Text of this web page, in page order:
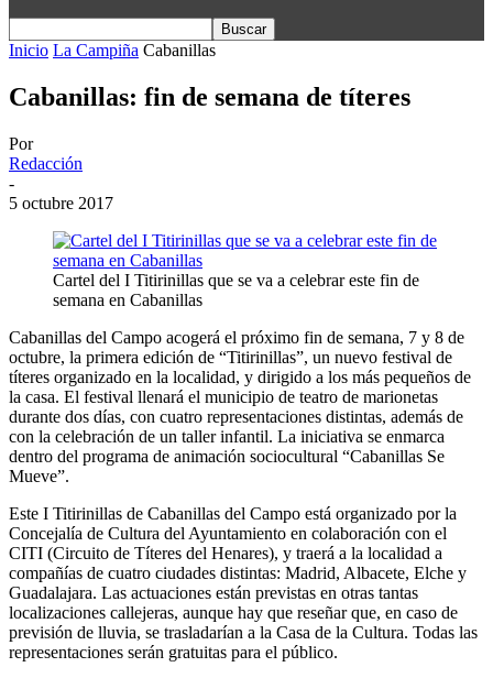
Inicio La Campiña Cabanillas
Cabanillas: fin de semana de títeres
Por
Redacción
-
5 octubre 2017
Cartel del I Titirinillas que se va a celebrar este fin de
semana en Cabanillas
Cabanillas del Campo acogerá el próximo fin de semana, 7 y 8 de
octubre, la primera edición de “Titirinillas”, un nuevo festival de
títeres organizado en la localidad, y dirigido a los más pequeños de
la casa. El festival llenará el municipio de teatro de marionetas
durante dos días, con cuatro representaciones distintas, además de
con la celebración de un taller infantil. La iniciativa se enmarca
dentro del programa de animación sociocultural “Cabanillas Se
Mueve”.
Este I Titirinillas de Cabanillas del Campo está organizado por la
Concejalía de Cultura del Ayuntamiento en colaboración con el
CITI (Circuito de Títeres del Henares), y traerá a la localidad a
compañías de cuatro ciudades distintas: Madrid, Albacete, Elche y
Guadalajara. Las actuaciones están previstas en otras tantas
localizaciones callejeras, aunque hay que reseñar que, en caso de
previsión de lluvia, se trasladarían a la Casa de la Cultura. Todas las
representaciones serán gratuitas para el público.